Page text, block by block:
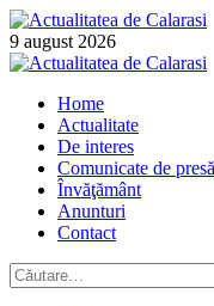
Skip
to
content
9 august 2026
Primary
Home
Actualitate
De interes
Comunicate de presă
Învăţământ
Anunturi
Contact
Caută
după: